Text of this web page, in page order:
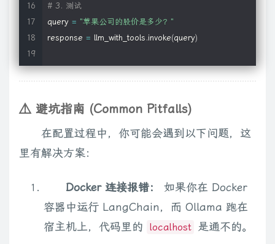
# 3. 测试
query = "苹果公司的股价是多少？"
response = llm_with_tools .invoke(query)
if response.tool_calls:
# 输出示例: [{'name': 'get_stock_price', 'args':
else:
print("模型未调用工具")
⚠️ 避坑指南 (Common Pitfalls)
在配置过程中，你可能会遇到以下问题，这
里有解决方案：
Docker 连接报错：
如果你在 Docker
容器中运行 LangChain，而 Ollama 跑在
宿主机上，代码里的
localhost 是通不的。